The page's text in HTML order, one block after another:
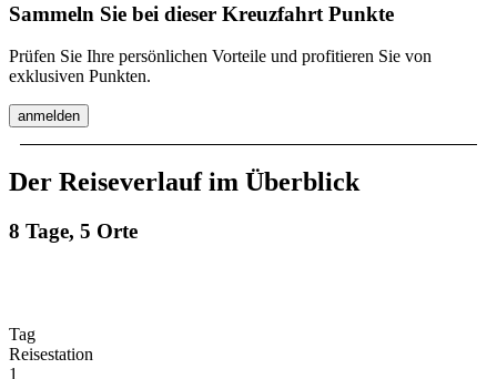
Sammeln Sie bei dieser Kreuzfahrt Punkte
Prüfen Sie Ihre persönlichen Vorteile und profitieren Sie von
exklusiven Punkten.
anmelden
Der Reiseverlauf im Überblick
8 Tage, 5 Orte
Tag
Reisestation
1